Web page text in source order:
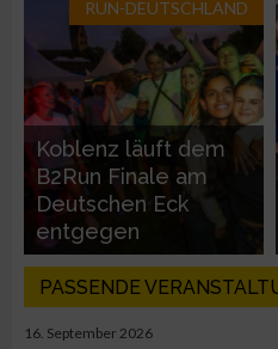
RUN-DEUTSCHLAND
Koblenz läuft dem
B2Run Finale am
Deutschen Eck
entgegen
PASSENDE
16. September 2026
Funktional
Werbung